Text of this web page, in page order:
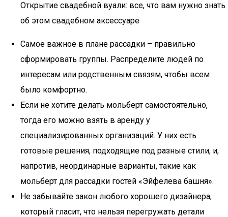
Открытие свадебной вуали: все, что вам нужно знать
об этом свадебном аксессуаре
Самое важное в плане рассадки – правильно
сформировать группы. Распределите людей по
интересам или родственным связям, чтобы всем
было комфортно.
Если не хотите делать мольберт самостоятельно,
тогда его можно взять в аренду у
специализированных организаций. У них есть
готовые решения, подходящие под разные стили, и,
напротив, неординарные варианты, такие как
мольберт для рассадки гостей «Эйфелева башня».
Не забывайте закон любого хорошего дизайнера,
который гласит, что нельзя перегружать детали